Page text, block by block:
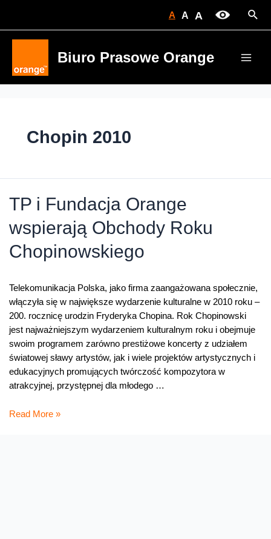
A A A
Biuro Prasowe Orange
Chopin 2010
TP i Fundacja Orange
wspierają Obchody Roku
Chopinowskiego
Telekomunikacja Polska, jako firma zaangażowana społecznie,
włączyła się w największe wydarzenie kulturalne w 2010 roku –
200. rocznicę urodzin Fryderyka Chopina. Rok Chopinowski
jest najważniejszym wydarzeniem kulturalnym roku i obejmuje
swoim programem zarówno prestiżowe koncerty z udziałem
światowej sławy artystów, jak i wiele projektów artystycznych i
edukacyjnych promujących twórczość kompozytora w
atrakcyjnej, przystępnej dla młodego …
TP
Read More »